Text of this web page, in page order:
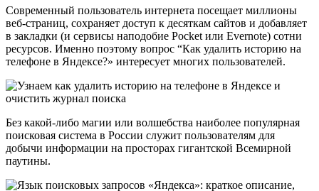
Современный пользователь интернета посещает миллионы
веб-страниц, сохраняет доступ к десяткам сайтов и добавляет
в закладки (и сервисы наподобие Pocket или Evernote) сотни
ресурсов. Именно поэтому вопрос “Как удалить историю на
телефоне в Яндексе?» интересует многих пользователей.
Без какой-либо магии или волшебства наиболее популярная
поисковая система в России служит пользователям для
добычи информации на просторах гигантской Всемирной
паутины.